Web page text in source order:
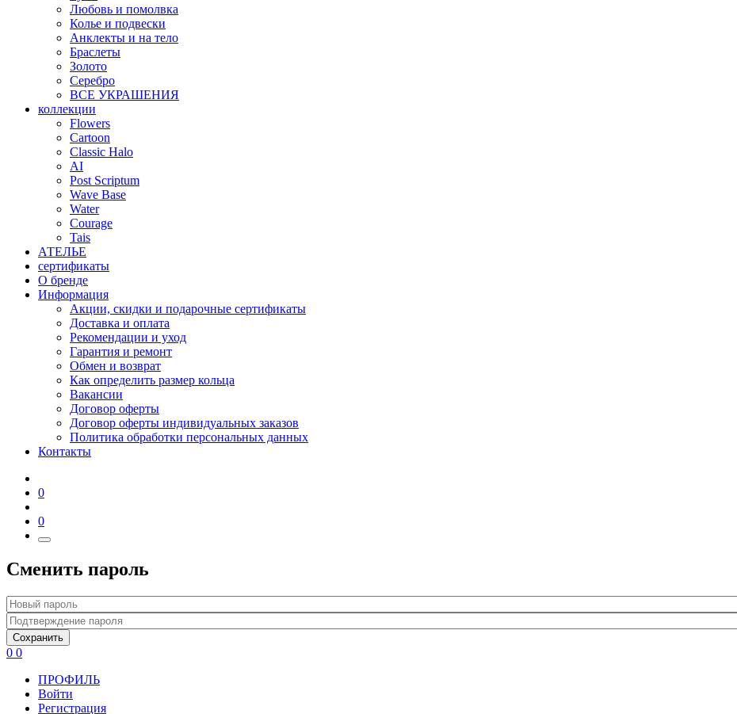
Любовь и помолвка
Колье и подвески
Анклекты и на тело
Браслеты
Золото
Серебро
ВСЕ УКРАШЕНИЯ
коллекции
Flowers
Cartoon
Classic Halo
AI
Post Scriptum
Wave Base
Water
Courage
Tais
АТЕЛЬЕ
сертификаты
О бренде
Информация
Акции, скидки и подарочные сертификаты
Доставка и оплата
Рекомендации и уход
Гарантия и ремонт
Обмен и возврат
Как определить размер кольца
Вакансии
Договор оферты
Договор оферты индивидуальных заказов
Политика обработки персональных данных
Контакты
0
0
Сменить пароль
Сохранить
0 0
ПРОФИЛЬ
Войти
Регистрация